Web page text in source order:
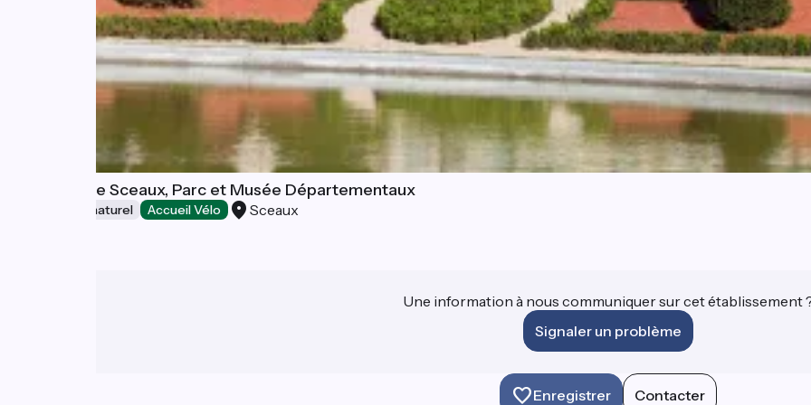
Domaine de Sceaux, Parc et Musée Départementaux
Patrimoine naturel Accueil Vélo Sceaux
Une information à nous communiquer sur cet établissement
Signaler un problème
Enregistrer Contacter